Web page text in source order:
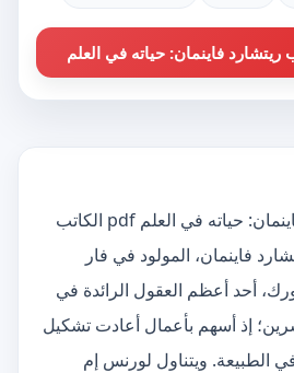
فاينمان: حياته في العلم
تحميل كتاب ريتشارد فاينمان: حياته في العلم pdf الكاتب
فاينمان، المولود في فار
أحد أعظم العقول الرائدة في
إذ أسهم بأعمال أعادت تشكيل
الطبيعة. ويتناول لورنس إم